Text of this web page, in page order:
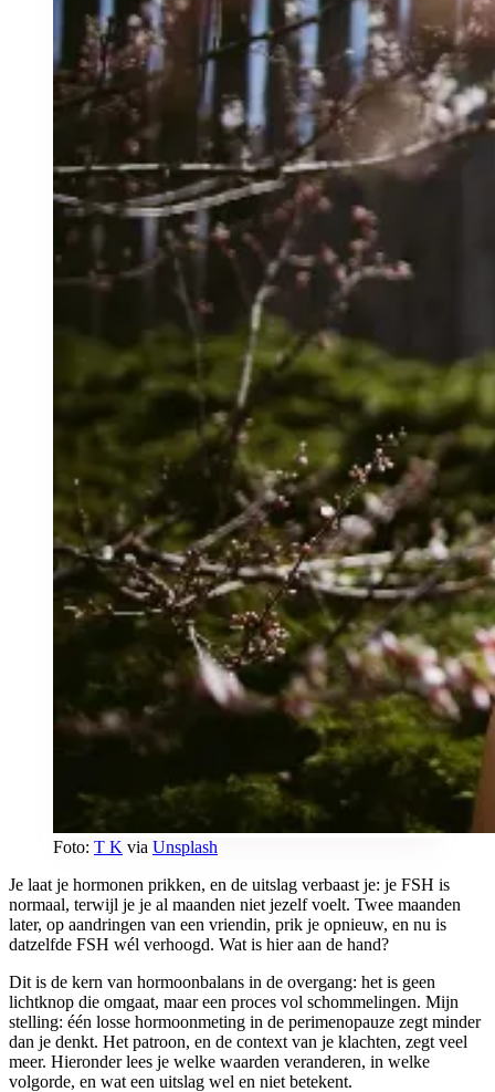
Foto: T K via Unsplash
Je laat je hormonen prikken, en de uitslag verbaast je: je FSH is
normaal, terwijl je je al maanden niet jezelf voelt. Twee maanden
later, op aandringen van een vriendin, prik je opnieuw, en nu is
datzelfde FSH wél verhoogd. Wat is hier aan de hand?
Dit is de kern van hormoonbalans in de overgang: het is geen
lichtknop die omgaat, maar een proces vol schommelingen. Mijn
stelling: één losse hormoonmeting in de perimenopauze zegt minder
dan je denkt. Het patroon, en de context van je klachten, zegt veel
meer. Hieronder lees je welke waarden veranderen, in welke
volgorde, en wat een uitslag wel en niet betekent.